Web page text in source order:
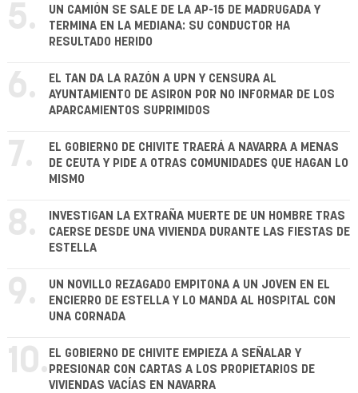
5.
UN CAMIÓN SE SALE DE LA AP-15 DE MADRUGADA Y
TERMINA EN LA MEDIANA: SU CONDUCTOR HA
RESULTADO HERIDO
6.
EL TAN DA LA RAZÓN A UPN Y CENSURA AL
AYUNTAMIENTO DE ASIRON POR NO INFORMAR DE LOS
APARCAMIENTOS SUPRIMIDOS
7.
EL GOBIERNO DE CHIVITE TRAERÁ A NAVARRA A MENAS
DE CEUTA Y PIDE A OTRAS COMUNIDADES QUE HAGAN LO
MISMO
8.
INVESTIGAN LA EXTRAÑA MUERTE DE UN HOMBRE TRAS
CAERSE DESDE UNA VIVIENDA DURANTE LAS FIESTAS DE
ESTELLA
9.
UN NOVILLO REZAGADO EMPITONA A UN JOVEN EN EL
ENCIERRO DE ESTELLA Y LO MANDA AL HOSPITAL CON
UNA CORNADA
10. EL GOBIERNO DE CHIVITE EMPIEZA A SEÑALAR Y
PRESIONAR CON CARTAS A LOS PROPIETARIOS DE
VIVIENDAS VACÍAS EN NAVARRA